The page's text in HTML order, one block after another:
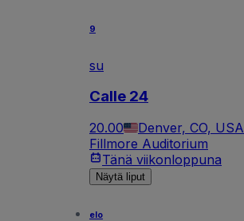
9
su
Calle 24
20.00 Denver, CO, USA
Fillmore Auditorium
Tänä viikonloppuna
Näytä liput
elo